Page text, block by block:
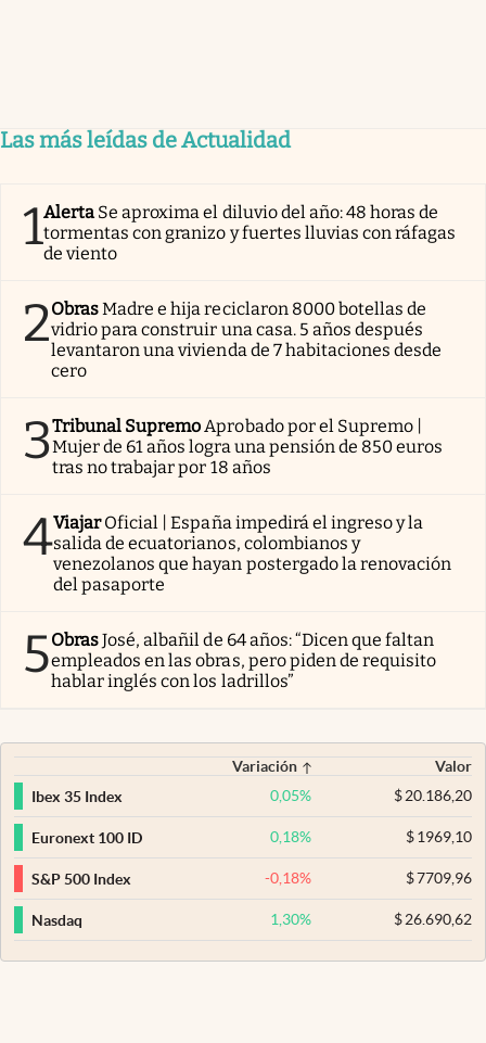
Las más leídas de Actualidad
1Alerta Se aproxima el diluvio del año: 48 horas de
tormentas con granizo y fuertes lluvias con ráfagas
de viento
2ObrasMadre e hija reciclaron 8000 botellas de
vidrio para construir una casa. 5 años después
levantaron una vivienda de 7 habitaciones desde
cero
3Tribunal SupremoAprobado por el Supremo |
Mujer de 61 años logra una pensión de 850 euros
tras no trabajar por 18 años
4Viajar Oficial | España impedirá el ingreso y la
salida de ecuatorianos, colombianos y
venezolanos que hayan postergado la renovación
del pasaporte
5ObrasJosé, albañil de 64 años: “Dicen que faltan
empleados en las obras, pero piden de requisito
hablar inglés con los ladrillos”
Variación
Valor
Ibex 35 Index
0,05% $20.186,20
Euronext 100 ID 0,18% $1969,10
S&P 500 Index -0,18% $7709,96
Nasdaq 1,30% $26.690,62